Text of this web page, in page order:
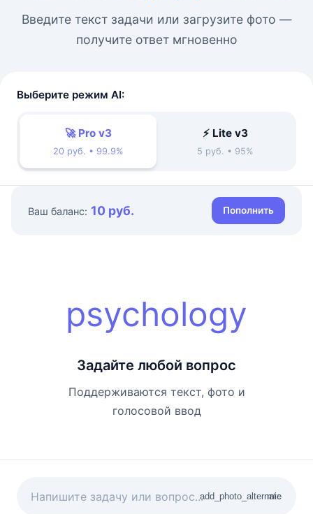
Введите текст задачи или загрузите фото —
получите ответ мгновенно
Выберите режим AI:
🚀 Pro v3
20 руб. • 99.9%
⚡ Lite v3
5 руб. • 95%
Ваш баланс: 10 руб. Пополнить
psychology
Задайте любой вопрос
Поддерживаются текст, фото и
голосовой ввод
add_photo_alternate
mic